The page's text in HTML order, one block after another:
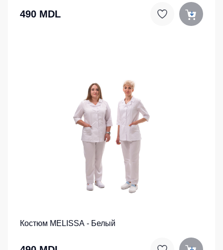
490 MDL
Костюм MELISSA - Белый